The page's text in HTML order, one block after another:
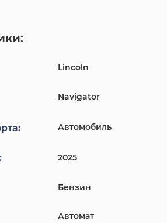
Lincoln
Navigator
Автомобиль
2025
Бензин
Автомат